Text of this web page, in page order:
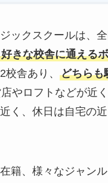
ックスクールは、
きな校舎に通える
舎あり、
どちらも
やロフトなどが近く
く、休日は自宅の
籍、様々なジャン